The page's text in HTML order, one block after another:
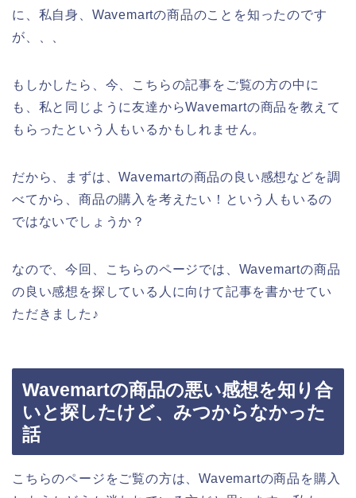
に、私自身、Wavemartの商品のことを知ったのです
が、、、
もしかしたら、今、こちらの記事をご覧の方の中に
も、私と同じように友達からWavemartの商品を教えて
もらったという人もいるかもしれません。
だから、まずは、Wavemartの商品の良い感想などを調
べてから、商品の購入を考えたい！という人もいるの
ではないでしょうか？
なので、今回、こちらのページでは、Wavemartの商品
の良い感想を探している人に向けて記事を書かせてい
ただきました♪
Wavemartの商品の悪い感想を知り合
いと探したけど、みつからなかった
話
こちらのページをご覧の方は、Wavemartの商品を購入